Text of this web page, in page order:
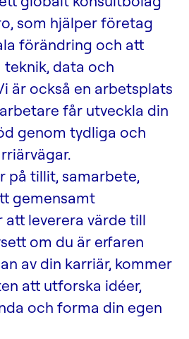
som hjälper företag
förändring och att
data och
är också en arbetsplats
får utveckla din
genom tydliga och
på tillit, samarbete,
gemensamt
leverera värde till
om du är erfaren
av din karriär, kommer
att utforska idéer,
och forma din egen